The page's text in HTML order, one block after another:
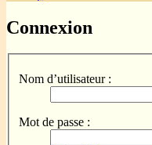
Connexion
Nom d’utilisateur :
Mot de passe :